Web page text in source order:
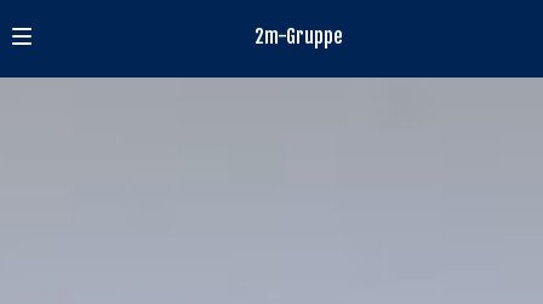
2m-Gruppe